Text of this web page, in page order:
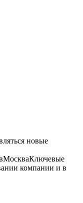
новые
МоскваКлючевые
компании и в